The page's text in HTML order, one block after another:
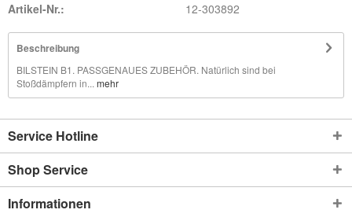
Artikel-Nr.: 12-303892
Beschreibung
BILSTEIN B1. PASSGENAUES ZUBEHÖR. Natürlich sind bei
Stoßdämpfern in... mehr
Service Hotline
Shop Service
Informationen